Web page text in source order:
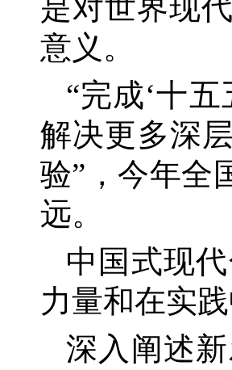
是对世界现
意义。
“完成‘十
解决更多深
验”，今年全
远。
中国式现
力量和在实
深入阐述